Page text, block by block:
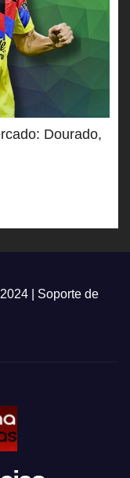
Dourado,
| Soporte de